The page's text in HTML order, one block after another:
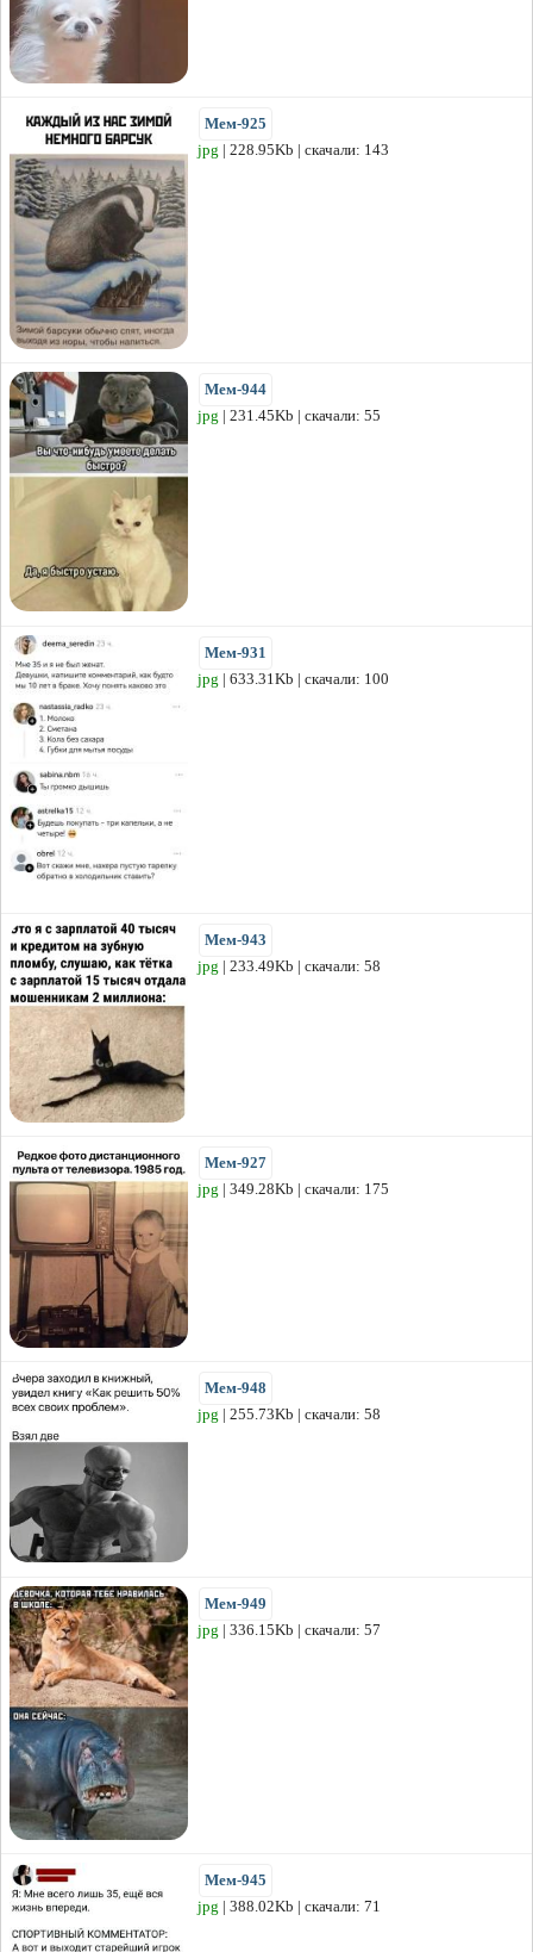
Мем-925
jpg | 228.95Kb | скачали: 143
Мем-944
jpg | 231.45Kb | скачали: 55
Мем-931
jpg | 633.31Kb | скачали: 100
Мем-943
jpg | 233.49Kb | скачали: 58
Мем-927
jpg | 349.28Kb | скачали: 175
Мем-948
jpg | 255.73Kb | скачали: 58
Мем-949
jpg | 336.15Kb | скачали: 57
Мем-945
jpg | 388.02Kb | скачали: 71